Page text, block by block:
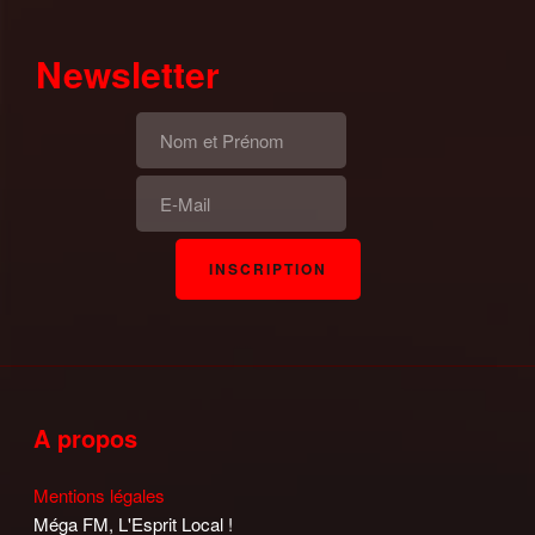
Newsletter
A propos
Mentions légales
Méga FM, L'Esprit Local !